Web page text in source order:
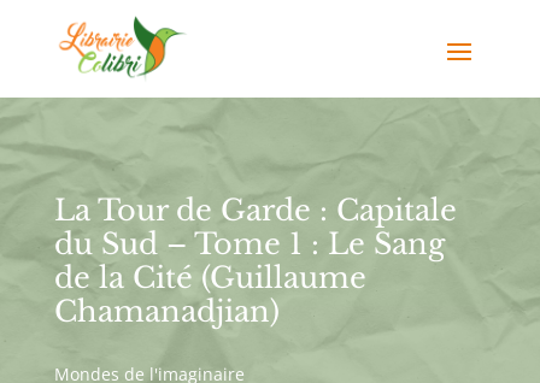
La Tour de Garde : Capitale
du Sud – Tome 1 : Le Sang
de la Cité (Guillaume
Chamanadjian)
Mondes de l'imaginaire